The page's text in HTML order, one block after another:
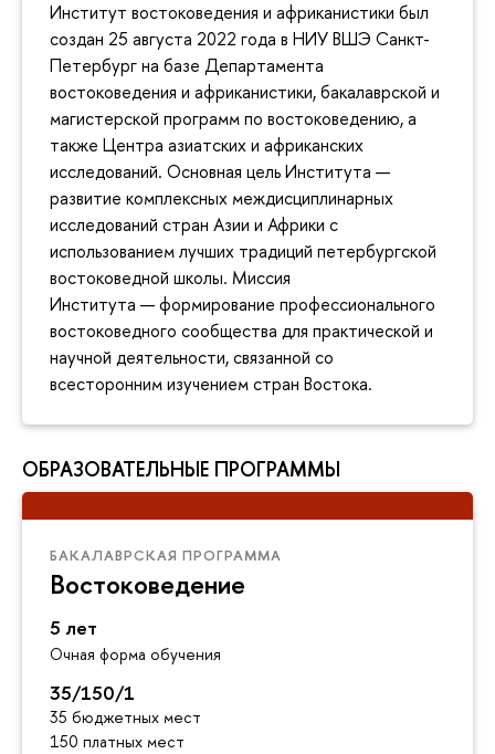
Институт востоковедения и африканистики был
создан 25 августа 2022 года в НИУ ВШЭ Санкт-
Петербург на базе Департамента
востоковедения и африканистики, бакалаврской и
магистерской программ по востоковедению, а
также Центра азиатских и африканских
исследований. Основная цель Института —
развитие комплексных междисциплинарных
исследований стран Азии и Африки с
использованием лучших традиций петербургской
востоковедной школы. Миссия
Института — формирование профессионального
востоковедного сообщества для практической и
научной деятельности, связанной со
всесторонним изучением стран Востока.
ОБРАЗОВАТЕЛЬНЫЕ ПРОГРАММЫ
БАКАЛАВРСКАЯ ПРОГРАММА
Востоковедение
5 лет
Очная форма обучения
35/150/1
35 бюджетных мест
150 платных мест